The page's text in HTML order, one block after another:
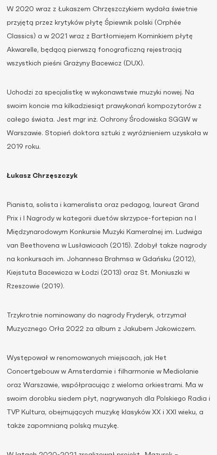
W 2020 wraz z Łukaszem Chrzęszczykiem wydała świetnie
przyjętą przez krytyków płytę Śpiewnik polski (Orphée
Classics) a w 2021 wraz z Bartłomiejem Kominkiem płytę
Akwarelle, będącą pierwszą fonograficzną rejestracją
wszystkich pieśni Grażyny Bacewicz (DUX).
Uchodzi za specjalistkę w wykonawstwie muzyki nowej. Na
swoim koncie ma kilkadziesiąt prawykonań kompozytorów z
całego świata. Jest mgr inż. Ochrony Środowiska SGGW w
Warszawie. Stopień doktora sztuki z wyróżnieniem uzyskała w
2019 roku.
Łukasz Chrzęszczyk
Pianista, solista i kameralista oraz pedagog, laureat Grand
Prix i I Nagrody w kategorii duetów skrzypce-fortepian na I
Międzynarodowym Konkursie Muzyki Kameralnej im. Ludwiga
van Beethovena w Lusławicach (2015). Zdobył także nagrody
na konkursach im. Johannesa Brahmsa w Gdańsku (2012),
Kiejstuta Bacewicza w Łodzi (2013) oraz St. Moniuszki w
Rzeszowie (2019).
Trzykrotnie nominowany do nagrody Fryderyk, otrzymał
Muzycznego Orła 2022 za album z Jakubem Jakowiczem.
Występował w renomowanych miejscach, jak Het
Concertgebouw w Amsterdamie i filharmonie w Mediolanie
oraz Warszawie, współpracując z wieloma orkiestrami. Ma w
swoim dorobku siedem płyt, nagrywanych dla Polskiego Radia i
TVP Kultura, obejmujących muzykę klasyków XX i XXI wieku, a
także zapomnianą polską muzykę.